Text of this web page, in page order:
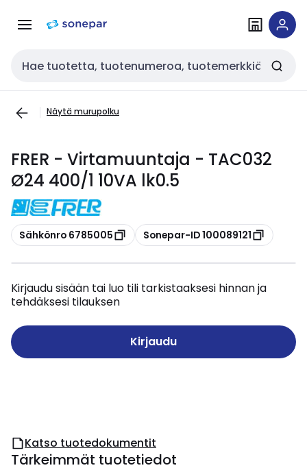
navigointiinsisältöön
Haku
Näytä murupolku
FRER - Virtamuuntaja - TAC032
Ø24 400/1 10VA lk0.5
Kopioi
Sähkönro 6785005 Kopioi
Sonepar-ID 100089121
Kirjaudu sisään tai luo tili tarkistaaksesi hinnan ja
tehdäksesi tilauksen
Kirjaudu
Katso tuotedokumentit
Tärkeimmät tuotetiedot